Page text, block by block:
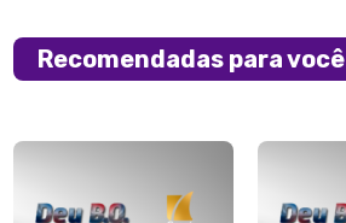
Recomendadas para você